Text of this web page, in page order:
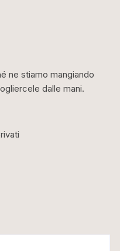
ne stiamo mangiando
dalle mani.